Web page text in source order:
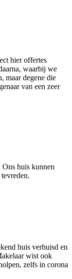
hier offertes
waarbij we
maar degene die
van een zeer
Ons huis kunnen
huis verhuisd en
wist ook
zelfs in corona